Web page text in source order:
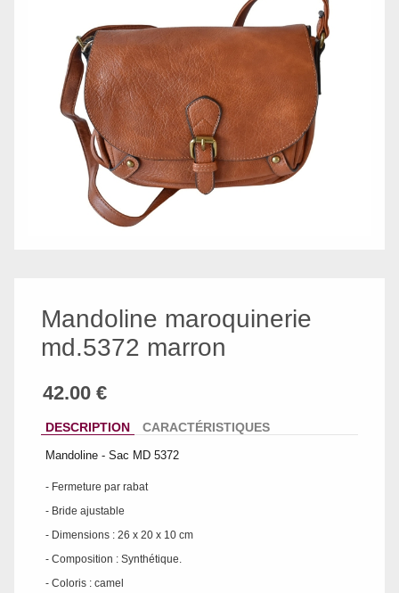
Mandoline maroquinerie
md.5372 marron
DESCRIPTION CARACTÉRISTIQUES
Mandoline - Sac MD 5372
- Fermeture par rabat
- Bride ajustable
- Dimensions : 26 x 20 x 10 cm
- Composition : Synthétique.
- Coloris : camel